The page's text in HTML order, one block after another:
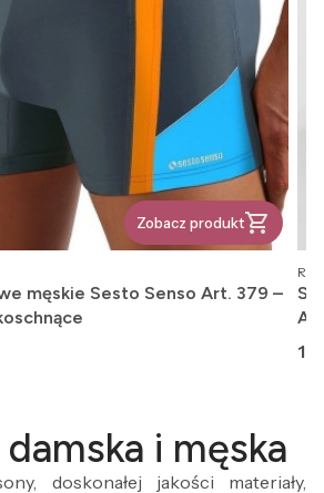
Zobacz produkt
męskie Sesto Senso Art. 379 –
i męska
doskonałej jakości materiały,